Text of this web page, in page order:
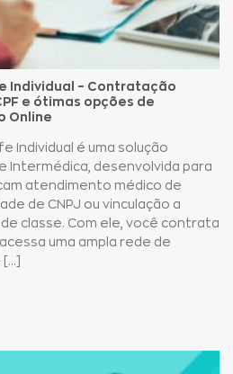
Individual – Contratação
e ótimas opções de
Online
Individual é uma solução
Intermédica, desenvolvida para
atendimento médico de
de CNPJ ou vinculação a
classe. Com ele, você contrata
uma ampla rede de